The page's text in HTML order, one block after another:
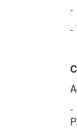
-
-
-